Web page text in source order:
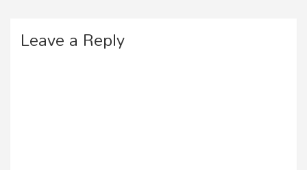
Leave a Reply